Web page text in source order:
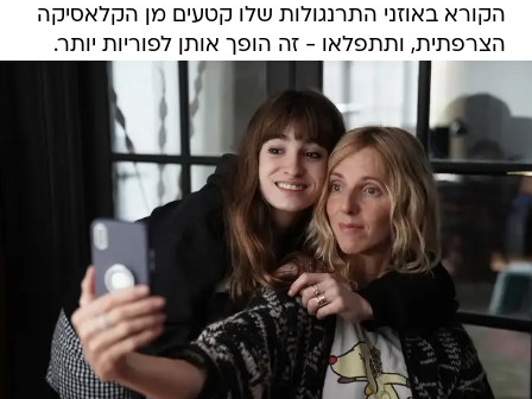
הקורא באוזני התרנגולות שלו קטעים מן הקלאסיקה
הצרפתית, ותתפלאו - זה הופך אותן לפוריות יותר.